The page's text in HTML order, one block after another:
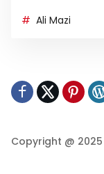
Ali Mazi
Copyright @